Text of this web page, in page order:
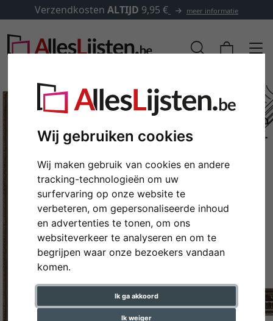
Wij gebruiken cookies
Wij maken gebruik van cookies en andere
tracking-technologieën om uw
surfervaring op onze website te
verbeteren, om gepersonaliseerde inhoud
en advertenties te tonen, om ons
websiteverkeer te analyseren en om te
begrijpen waar onze bezoekers vandaan
komen.
Ik ga akkoord
Ik weiger
Verzendkosten ALTIJD 9,95 € meer informatie
Terug